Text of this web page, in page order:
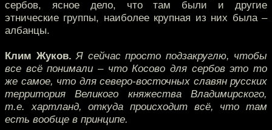
сербов, ясное дело, что там были и другие
этнические группы, наиболее крупная из них была –
албанцы.
Клим Жуков. Я сейчас просто подзакруглю, чтобы
все всё понимали – что Косово для сербов это то
же самое, что для северо-восточных славян русских
территория Великого княжества Владимирского,
т.е. хартланд, откуда происходит всё, что там
есть вообще в принципе.